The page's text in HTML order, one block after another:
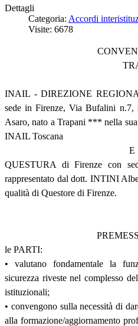
Dettagli
Categoria: Accordi
Visite: 6678
INAIL - DIREZIONE
sede in Firenze, Via Bufalini n.7,
Asaro, nato a Trapani *** nella
INAIL Toscana
E
QUESTURA di Firenze con
rappresentato dal dott. INTINI
qualità di Questore di Firenze.
le PARTI:
• valutano fondamentale la
sicurezza riveste nel complesso
istituzionali;
• convengono sulla necessità di
alla formazione/aggiornamento